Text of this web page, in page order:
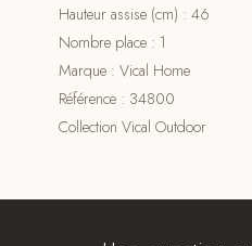
Hauteur assise (cm) : 46
Nombre place : 1
Marque : Vical Home
Référence : 34800
Collection Vical Outdoor